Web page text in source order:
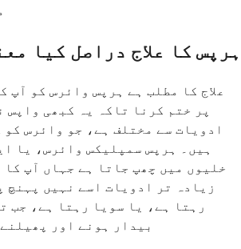
ہرپس کا علاج دراصل کیا
علاج کا مطلب ہے ہرپس وائرس کو آپ
پر ختم کرنا تاکہ یہ کبھی واپس
ادویات سے مختلف ہے، جو وائرس
ہیں۔ ہرپس سمپلیکس وائرس، یا
خلیوں میں چھپ جاتا ہے جہاں آپ کا
زیادہ تر ادویات اسے نہیں پہنچ
رہتا ہے، یا سویا رہتا ہے، جب
بیدار ہونے اور